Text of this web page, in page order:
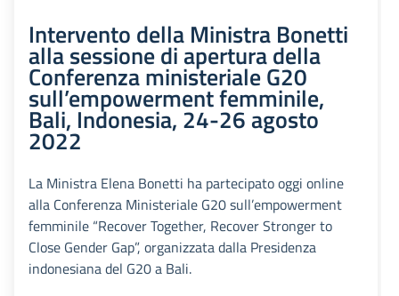
Intervento della Ministra Bonetti
alla sessione di apertura della
Conferenza ministeriale G20
sull’empowerment femminile,
Bali, Indonesia, 24-26 agosto
2022
La Ministra Elena Bonetti ha partecipato oggi online
alla Conferenza Ministeriale G20 sull’empowerment
femminile “Recover Together, Recover Stronger to
Close Gender Gap”, organizzata dalla Presidenza
indonesiana del G20 a Bali.